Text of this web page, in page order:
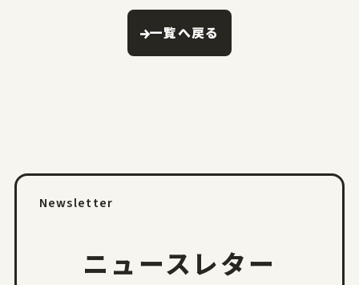
一覧へ戻る
Newsletter
ニュースレター